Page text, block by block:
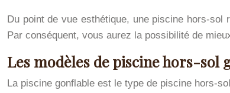
Du point de vue esthétique, une piscine hors-
Par conséquent, vous aurez la possibilité de
Les modèles de piscine hors-
La piscine gonflable est le type de piscine hors-